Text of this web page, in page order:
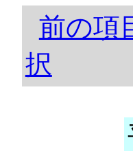
前の項
択